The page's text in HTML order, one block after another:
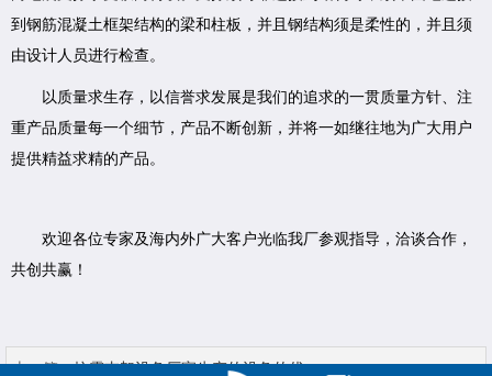
到钢筋混凝土框架结构的梁和柱板，并且钢结构须是柔性的，并且须
由设计人员进行检查。
以质量求生存，以信誉求发展是我们的追求的一贯质量方针、注
重产品质量每一个细节，产品不断创新，并将一如继往地为广大用户
提供精益求精的产品。
欢迎各位专家及海内外广大客户光临我厂参观指导，洽谈合作，
共创共赢！
上一篇：抗震支架设备厂家生产的设备的优...